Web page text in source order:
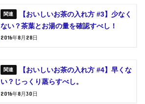
【おいしいお茶の入れ方 #3】少なく
ない？茶葉とお湯の量を確認すべし！
2016年8月28日
【おいしいお茶の入れ方 #4】早くな
い？じっくり蒸らすべし。
2016年8月30日